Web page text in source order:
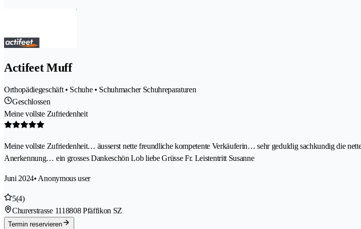
Actifeet Muff
Orthopädiegeschäft • Schuhe • Schuhmacher Schuhreparaturen
Geschlossen
Meine vollste Zufriedenheit
Meine vollste Zufriedenheit… äusserst nette freundliche kompetente Verkäuferin… sehr geduldig sachkundig die
Anerkennung… ein grosses Dankeschön Lob liebe Grüsse Fr. Leistentritt Susanne
Juni 2024• Anonymous user
5(4)
Churerstrasse 1118808 Pfäffikon SZ
Termin reservieren